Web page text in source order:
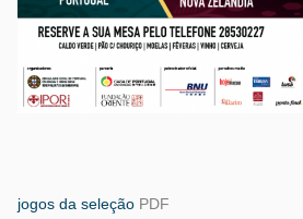
jogos da seleçãoPDF